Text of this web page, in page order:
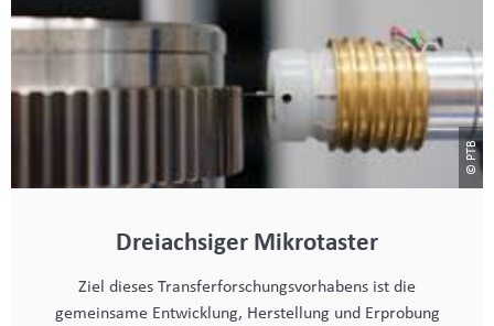
© PTB
Dreiachsiger Mikrotaster
Ziel dieses Transferforschungsvorhabens ist die
gemeinsame Entwicklung, Herstellung und Erprobung